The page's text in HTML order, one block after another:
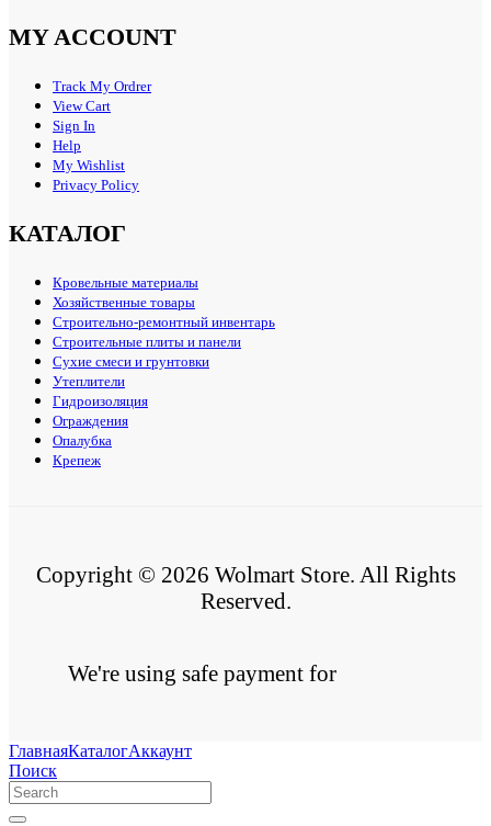
MY ACCOUNT
Track My Ordrer
View Cart
Sign In
Help
My Wishlist
Privacy Policy
КАТАЛОГ
Кровельные материалы
Хозяйственные товары
Строительно-ремонтный инвентарь
Строительные плиты и панели
Сухие смеси и грунтовки
Утеплители
Гидроизоляция
Ограждения
Опалубка
Крепеж
Copyright © 2026 Wolmart Store. All Rights
Reserved.
We're using safe payment for
ГлавнаяКаталогАккаунт
Поиск